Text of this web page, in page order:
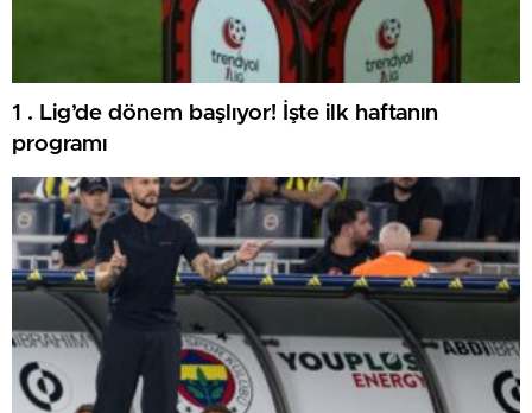
1 . Lig’de dönem başlıyor! İşte ilk haftanın
programı